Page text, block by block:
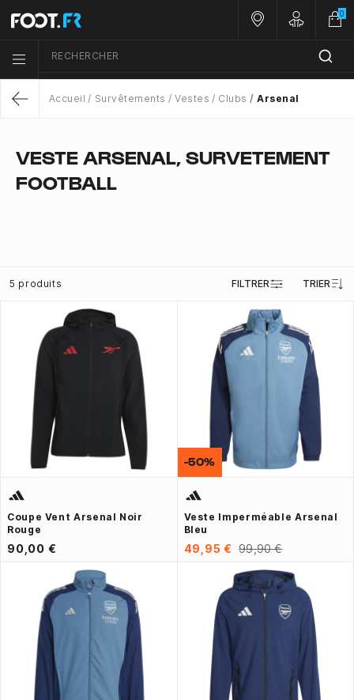
Menu list icon
RECHERCHER
Nos magasins
Customer
0
Accueil Survêtements Vestes Clubs Arsenal
VESTE ARSENAL, SURVETEMENT
FOOTBALL
5 produits FILTRER TRIER
Coupe Vent Arsenal Noir
Rouge
90,00 €
Veste Imperméable Arsenal
Bleu
49,95 € 99,90 €
-50%